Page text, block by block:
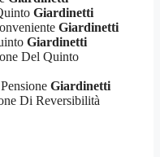
Giardinetti
Giardinetti
Giardinetti
Del Quinto
Giardinetti
Di Reversibilità